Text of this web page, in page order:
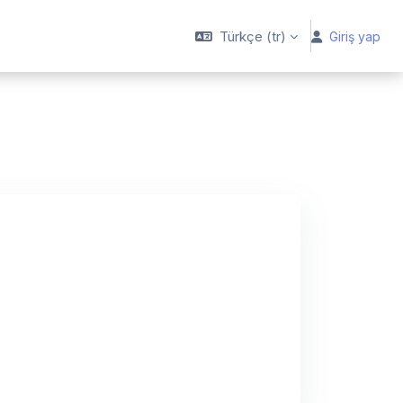
Türkçe ‎(tr)‎ Giriş yap